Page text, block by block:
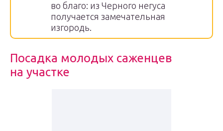
во благо: из Черного негуса
получается замечательная
изгородь.
Посадка молодых саженцев
на участке